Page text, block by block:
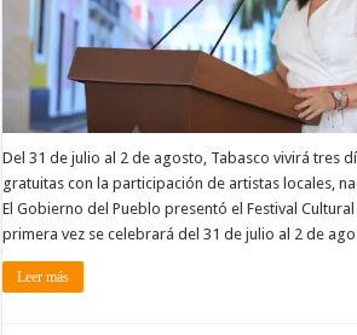
Del 31 de julio al 2 de agosto, Tabasco vivirá tres
gratuitas con la participación de artistas locales,
El Gobierno del Pueblo presentó el Festival
primera vez se celebrará del 31 de julio al 2 de
Leer más